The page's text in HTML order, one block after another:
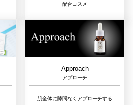
配合コスメ
Approach
アプローチ
肌全体に隙間なくアプローチする